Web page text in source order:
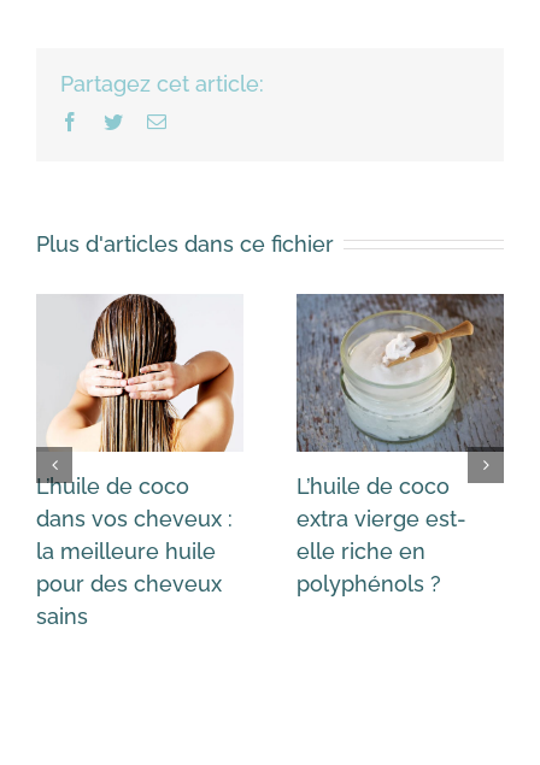
Partagez cet article:
Facebook
TwitterEmail
Plus d'articles dans ce fichier
L’huile de coco
dans vos cheveux :
la meilleure huile
pour des cheveux
sains
L’huile de coco
extra vierge est-
elle riche en
polyphénols ?